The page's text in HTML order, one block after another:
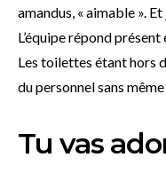
amandus, « aimable ».
L’équipe répond
Les toilettes étant hors
du personnel sans
Tu vas